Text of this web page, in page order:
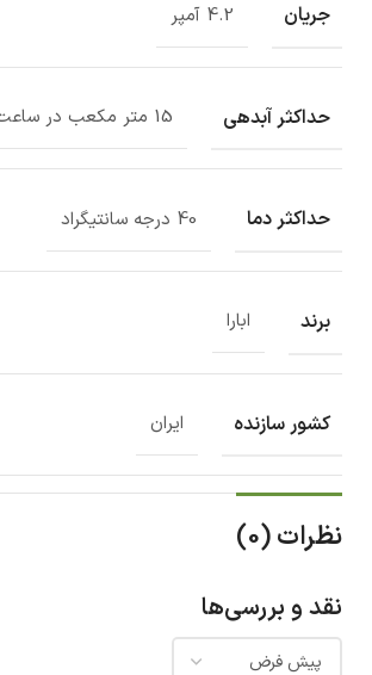
جریان 4.2 آمپر
حداکثر آبدهی 15 متر مکعب در ساعت
حداکثر دما 40 درجه سانتیگراد
برند ابارا
کشور سازنده ایران
نظرات (0)
نقد و بررسی‌ها